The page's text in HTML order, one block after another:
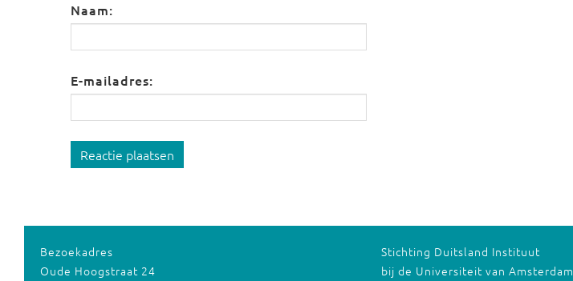
Naam:
E-mailadres:
Reactie plaatsen
Bezoekadres
Oude Hoogstraat 24
Stichting Duitsland Instituut
bij de Universiteit van Amsterdam